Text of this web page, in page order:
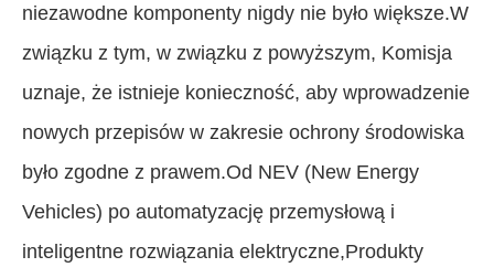
niezawodne komponenty nigdy nie było większe.W
związku z tym, w związku z powyższym, Komisja
uznaje, że istnieje konieczność, aby wprowadzenie
nowych przepisów w zakresie ochrony środowiska
było zgodne z prawem.Od NEV (New Energy
Vehicles) po automatyzację przemysłową i
inteligentne rozwiązania elektryczne,Produkty